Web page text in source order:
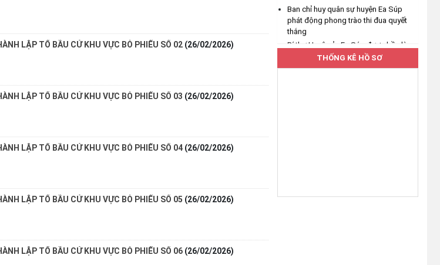
LẬP TỔ BẦU CỬ KHU VỰC BỎ PHIẾU SỐ 02 (26/02/2026)
LẬP TỔ BẦU CỬ KHU VỰC BỎ PHIẾU SỐ 03 (26/02/2026)
LẬP TỔ BẦU CỬ KHU VỰC BỎ PHIẾU SỐ 04 (26/02/2026)
LẬP TỔ BẦU CỬ KHU VỰC BỎ PHIẾU SỐ 05 (26/02/2026)
LẬP TỔ BẦU CỬ KHU VỰC BỎ PHIẾU SỐ 06 (26/02/2026)
UBND xã Ea Bung phát động
hưởng ứng Cuộc thi "Gia đình
chuyển đổi số" tỉnh Đắk Lắk năm
2026
(03/08/2026)
(07/08/2026)
Ban chỉ huy quân sự huyện Ea Súp
phát động phong trào thi đua quyết
thắng
Bí thư Huyện ủy Ea Súp được bầu làm
phó chủ tịch UBND tỉnh Đắk Lắk
THỐNG KÊ HỒ SƠ